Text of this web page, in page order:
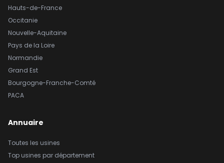
Hauts-de-France
Occitanie
Nouvelle-Aquitaine
Pays de la Loire
Normandie
Grand Est
Bourgogne-Franche-Comté
PACA
Annuaire
Toutes les usines
Top usines par département